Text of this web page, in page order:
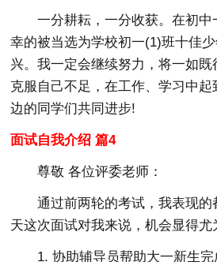
一分耕耘，一分收获。在初
幸的被当选为学校初一(1)班十佳
兴。我一定会继续努力，将一如既
克服自己不足，在工作、学习中
边的同学们共同进步!
面试自我介绍 篇4
尊敬 各位评委老师：
通过前两轮的考试，我表现
天这次面试对我来说，机会显得尤
1. 协助辅导员帮助大一新生